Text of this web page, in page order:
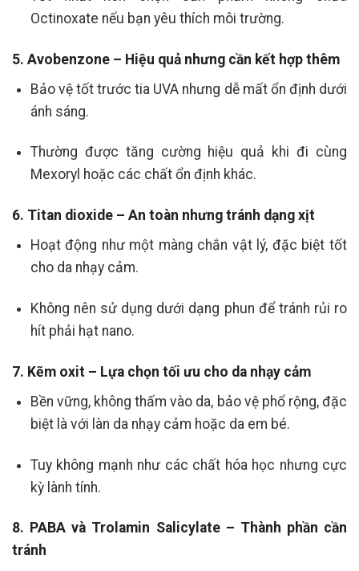
Octinoxate nếu bạn yêu thích môi trường.
5. Avobenzone – Hiệu quả nhưng cần kết hợp thêm
Bảo vệ tốt trước tia UVA nhưng dễ mất ổn định dưới
ánh sáng.
Thường được tăng cường hiệu quả khi đi cùng
Mexoryl hoặc các chất ổn định khác.
6. Titan dioxide – An toàn nhưng tránh dạng xịt
Hoạt động như một màng chắn vật lý, đặc biệt tốt
cho da nhạy cảm.
Không nên sử dụng dưới dạng phun để tránh rủi ro
hít phải hạt nano.
7. Kẽm oxit – Lựa chọn tối ưu cho da nhạy cảm
Bền vững, không thấm vào da, bảo vệ phổ rộng, đặc
biệt là với làn da nhạy cảm hoặc da em bé.
Tuy không mạnh như các chất hóa học nhưng cực
kỳ lành tính.
8. PABA và Trolamin Salicylate – Thành phần cần
tránh